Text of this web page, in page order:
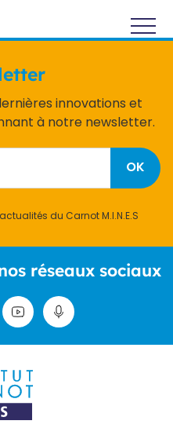
innovations et
à notre newsletter.
OK
du Carnot M.I.N.E.S
réseaux sociaux